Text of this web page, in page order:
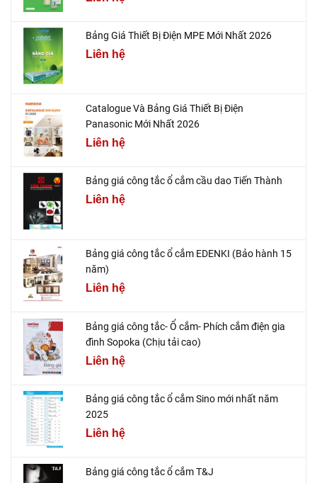
Bảng Giá Thiết Bị Điện MPE Mới Nhất 2026
Liên hệ
Catalogue Và Bảng Giá Thiết Bị Điện
Panasonic Mới Nhất 2026
Liên hệ
Bảng giá công tắc ổ cắm cầu dao Tiến Thành
Liên hệ
Bảng giá công tắc ổ cắm EDENKI (Bảo hành 15
năm)
Liên hệ
Bảng giá công tắc- Ổ cắm- Phích cắm điện gia
đình Sopoka (Chịu tải cao)
Liên hệ
Bảng giá công tắc ổ cắm Sino mới nhất năm
2025
Liên hệ
Bảng giá công tắc ổ cắm T&J